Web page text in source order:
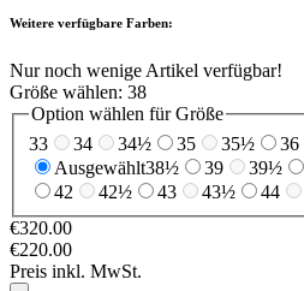
Weitere verfügbare Farben:
Nur noch wenige Artikel verfügbar!
Größe wählen: 38
Option wählen für Größe
33
34 34½ 35 35½ 36
Ausgewählt38½ 39 39½
42
42½ 43 43½ 44
€320.00
€220.00
Preis inkl. MwSt.